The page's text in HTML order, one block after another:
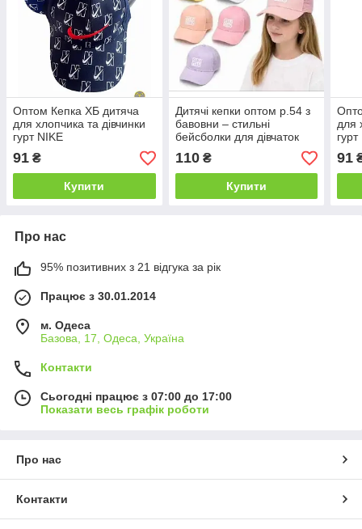
Оптом Кепка ХБ дитяча
для хлопчика та дівчинки
гурт NIKE
91 ₴
Купити
Дитячі кепки оптом р.54 з
бавовни – стильні
бейсболки для дівчаток
110₴
Купити
для
гурт
91
Про нас
95% позитивних з 21 відгука за рік
Працює з 30.01.2014
м. Одеса
Базова, 17, Одеса, Україна
Контакти
Сьогодні працює з 07:00 до 17:00
Показати весь графік роботи
Про нас
Контакти